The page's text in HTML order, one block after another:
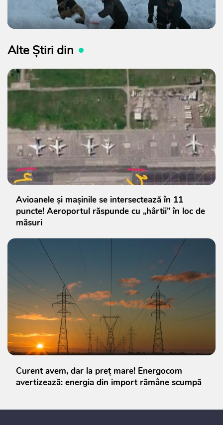
Alte Știri din
Avioanele și mașinile se intersectează în 11
puncte! Aeroportul răspunde cu „hârtii” în loc de
măsuri
Curent avem, dar la preț mare! Energocom
avertizează: energia din import rămâne scumpă